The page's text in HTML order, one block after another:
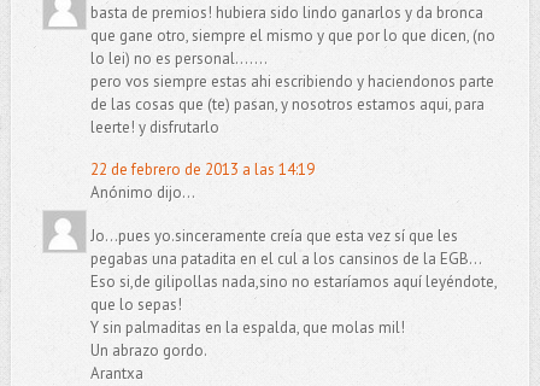
basta de premios! hubiera sido lindo ganarlos y da bronca
que gane otro, siempre el mismo y que por lo que dicen, (no
lo lei) no es personal.......
pero vos siempre estas ahi escribiendo y haciendonos parte
de las cosas que (te) pasan, y nosotros estamos aqui, para
leerte! y disfrutarlo
22 de febrero de 2013 a las 14:19
Anónimo dijo...
Jo...pues yo.sinceramente creía que esta vez sí que les
pegabas una patadita en el cul a los cansinos de la EGB...
Eso si,de gilipollas nada,sino no estaríamos aquí leyéndote,
que lo sepas!
Y sin palmaditas en la espalda, que molas mil!
Un abrazo gordo.
Arantxa